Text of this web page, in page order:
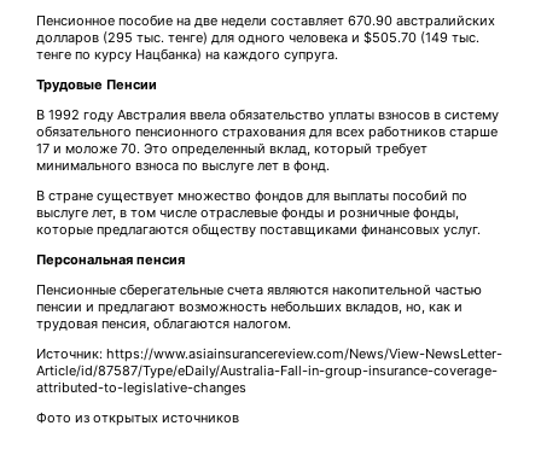
Пенсионное пособие на две недели составляет 670.90 австралийских
долларов (295 тыс. тенге) для одного человека и $505.70 (149 тыс.
тенге по курсу Нацбанка) на каждого супруга.
Трудовые Пенсии
В 1992 году Австралия ввела обязательство уплаты взносов в систему
обязательного пенсионного страхования для всех работников старше
17 и моложе 70. Это определенный вклад, который требует
минимального взноса по выслуге лет в фонд.
В стране существует множество фондов для выплаты пособий по
выслуге лет, в том числе отраслевые фонды и розничные фонды,
которые предлагаются обществу поставщиками финансовых услуг.
Персональная пенсия
Пенсионные сберегательные счета являются накопительной частью
пенсии и предлагают возможность небольших вкладов, но, как и
трудовая пенсия, облагаются налогом.
Источник: https://www.asiainsurancereview.com/News/View-NewsLetter-
Article/id/87587/Type/eDaily/Australia-Fall-in-group-insurance-coverage-
attributed-to-legislative-changes
Фото из открытых источников